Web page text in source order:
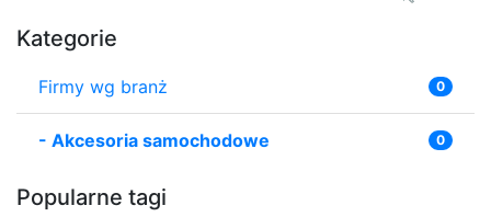
Kategorie
Firmy wg branż 0
- Akcesoria samochodowe 0
Popularne tagi